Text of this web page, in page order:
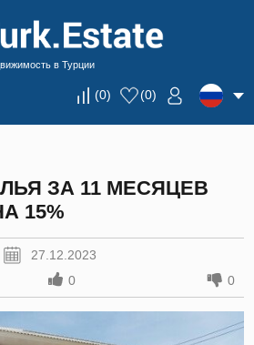
в Турции
(0) (0)
ЗА 11 МЕСЯЦЕВ
15%
27.12.2023
0 0